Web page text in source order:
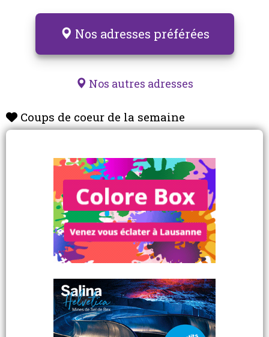
Nos adresses préférées
Nos autres adresses
Coups de coeur de la semaine